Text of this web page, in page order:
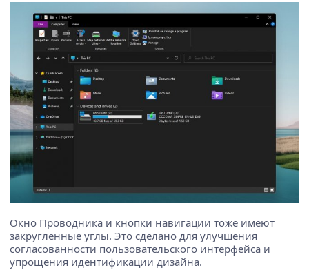
Окно Проводника и кнопки навигации тоже имеют
закругленные углы. Это сделано для улучшения
согласованности пользовательского интерфейса и
упрощения идентификации дизайна.